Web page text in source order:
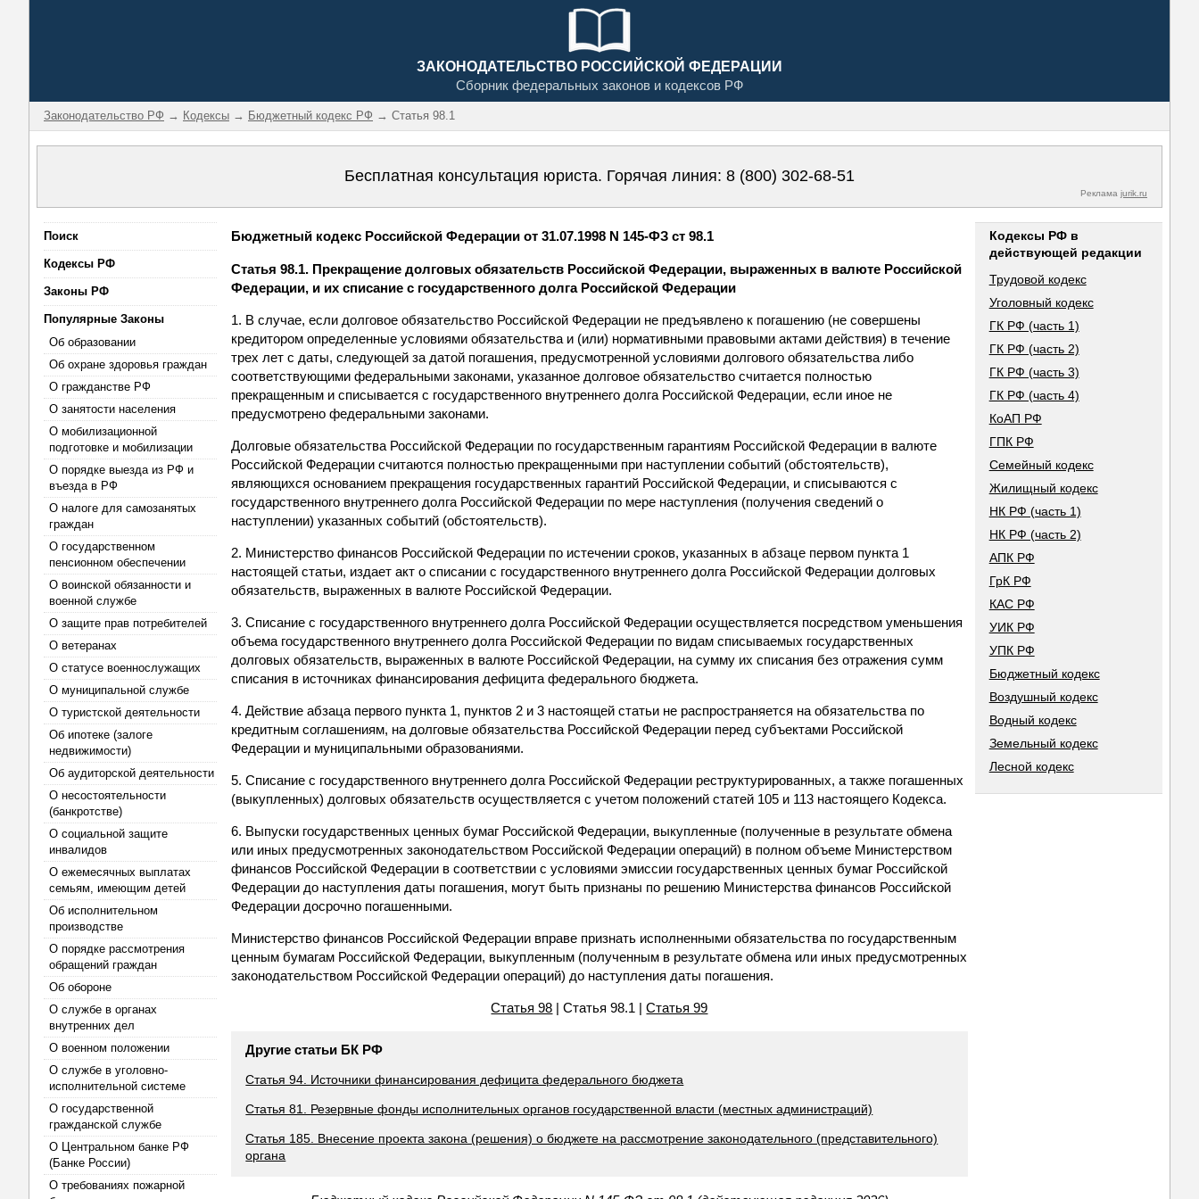
ЗАКОНОДАТЕЛЬСТВО РОССИЙСКОЙ ФЕДЕРАЦИИ
Сборник федеральных законов и кодексов РФ
Законодательство РФ → Кодексы → Бюджетный кодекс РФ → Статья 98.1
Бесплатная консультация юриста. Горячая линия: 8 (800) 302-68-51
Реклама jurik.ru
Поиск
Кодексы РФ
Законы РФ
Популярные Законы
Об образовании
Об охране здоровья граждан
О гражданстве РФ
О занятости населения
О мобилизационной
подготовке и мобилизации
О порядке выезда из РФ и
въезда в РФ
О налоге для самозанятых
граждан
О государственном
пенсионном обеспечении
О воинской обязанности и
военной службе
О защите прав потребителей
О ветеранах
О статусе военнослужащих
О муниципальной службе
О туристской деятельности
Об ипотеке (залоге
недвижимости)
Об аудиторской деятельности
О несостоятельности
(банкротстве)
О социальной защите
инвалидов
О ежемесячных выплатах
семьям, имеющим детей
Об исполнительном
производстве
О порядке рассмотрения
обращений граждан
Об обороне
О службе в органах
внутренних дел
О военном положении
О службе в уголовно-
исполнительной системе
О государственной
гражданской службе
О Центральном банке РФ
(Банке России)
О требованиях пожарной
Бюджетный кодекс Российской Федерации от 31.07.1998 N 145-ФЗ ст 98.1
Статья 98.1. Прекращение долговых обязательств Российской Федерации, выраженных в валюте Российской
Федерации, и их списание с государственного долга Российской Федерации
1. В случае, если долговое обязательство Российской Федерации не предъявлено к погашению (не совершены
кредитором определенные условиями обязательства и (или) нормативными правовыми актами действия) в течение
трех лет с даты, следующей за датой погашения, предусмотренной условиями долгового обязательства либо
соответствующими федеральными законами, указанное долговое обязательство считается полностью
прекращенным и списывается с государственного внутреннего долга Российской Федерации, если иное не
предусмотрено федеральными законами.
Долговые обязательства Российской Федерации по государственным гарантиям Российской Федерации в валюте
Российской Федерации считаются полностью прекращенными при наступлении событий (обстоятельств),
являющихся основанием прекращения государственных гарантий Российской Федерации, и списываются с
государственного внутреннего долга Российской Федерации по мере наступления (получения сведений о
наступлении) указанных событий (обстоятельств).
2. Министерство финансов Российской Федерации по истечении сроков, указанных в абзаце первом пункта 1
настоящей статьи, издает акт о списании с государственного внутреннего долга Российской Федерации долговых
обязательств, выраженных в валюте Российской Федерации.
3. Списание с государственного внутреннего долга Российской Федерации осуществляется посредством уменьшения
объема государственного внутреннего долга Российской Федерации по видам списываемых государственных
долговых обязательств, выраженных в валюте Российской Федерации, на сумму их списания без отражения сумм
списания в источниках финансирования дефицита федерального бюджета.
4. Действие абзаца первого пункта 1, пунктов 2 и 3 настоящей статьи не распространяется на обязательства по
кредитным соглашениям, на долговые обязательства Российской Федерации перед субъектами Российской
Федерации и муниципальными образованиями.
5. Списание с государственного внутреннего долга Российской Федерации реструктурированных, а также погашенных
(выкупленных) долговых обязательств осуществляется с учетом положений статей 105 и 113 настоящего Кодекса.
6. Выпуски государственных ценных бумаг Российской Федерации, выкупленные (полученные в результате обмена
или иных предусмотренных законодательством Российской Федерации операций) в полном объеме Министерством
финансов Российской Федерации в соответствии с условиями эмиссии государственных ценных бумаг Российской
Федерации до наступления даты погашения, могут быть признаны по решению Министерства финансов Российской
Федерации досрочно погашенными.
Министерство финансов Российской Федерации вправе признать исполненными обязательства по государственным
ценным бумагам Российской Федерации, выкупленным (полученным в результате обмена или иных предусмотренных
законодательством Российской Федерации операций) до наступления даты погашения.
Статья 98 | Статья 98.1 |Статья 99
Другие статьи БК РФ
Статья 94. Источники финансирования дефицита федерального бюджета
Статья 81. Резервные фонды исполнительных органов государственной власти (местных администраций)
Статья 185. Внесение проекта закона (решения) о бюджете на рассмотрение законодательного (представительного)
органа
Кодексы РФ в
действующей редакции
Трудовой кодекс
Уголовный кодекс
ГК РФ (часть 1)
ГК РФ (часть 2)
ГК РФ (часть 3)
ГК РФ (часть 4)
КоАП РФ
ГПК РФ
Семейный кодекс
Жилищный кодекс
НК РФ (часть 1)
НК РФ (часть 2)
АПК РФ
ГрК РФ
КАС РФ
УИК РФ
УПК РФ
Бюджетный кодекс
Воздушный кодекс
Водный кодекс
Земельный кодекс
Лесной кодекс